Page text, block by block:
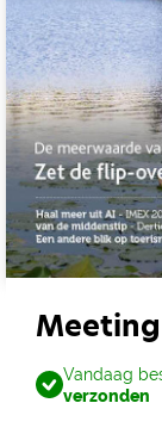
Vandaag
verzonden